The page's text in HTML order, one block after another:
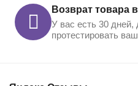
Возврат товара
У вас есть 30 дней,
протестировать